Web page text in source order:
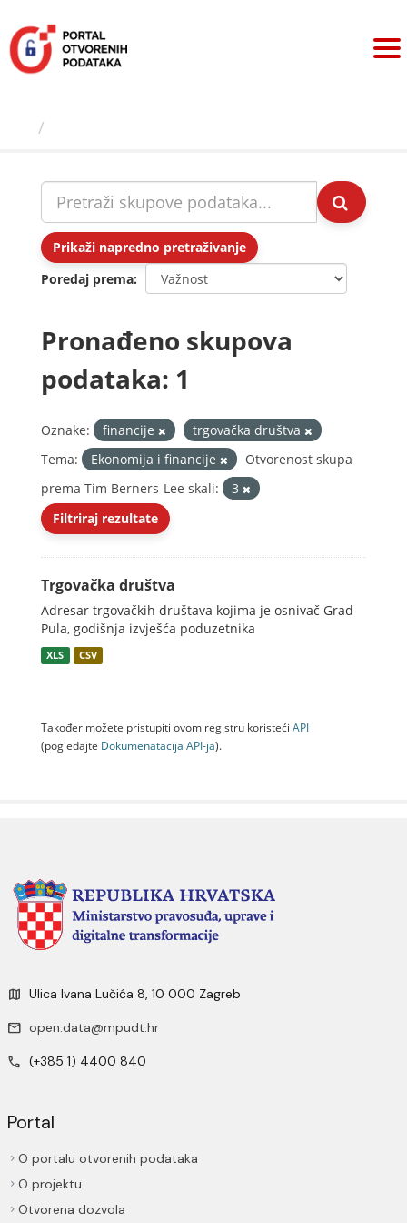
sadržaj
Prikaži napredno pretraživanje
Poredaj prema
Pronađeno skupova
podataka: 1
Oznake: financije
trgovačka društva
Tema:
Ekonomija i financije
Otvorenost skupa
prema Tim Berners-Lee skali:
3
Filtriraj rezultate
Trgovačka društva
Adresar trgovačkih društava kojima je osnivač Grad
Pula, godišnja izvješća poduzetnika
XLS CSV
Također možete pristupiti ovom registru koristeći API
(pogledajte Dokumenаtаcijа API-jа).